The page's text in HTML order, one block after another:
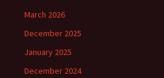
March 2026
December 2025
January 2025
December 2024